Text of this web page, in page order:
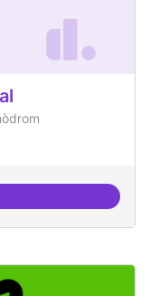
i capa digital